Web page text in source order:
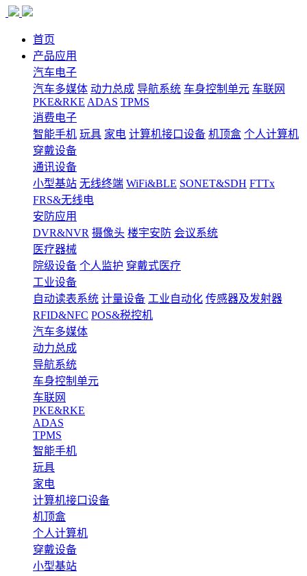
首页
产品应用
汽车电子
汽车多媒体 动力总成 导航系统 车身控制单元 车联网
PKE&RKE ADAS TPMS
消费电子
智能手机 玩具 家电 计算机接口设备 机顶盒 个人计算机
穿戴设备
通讯设备
小型基站 无线终端 WiFi&BLE SONET&SDH FTTx
FRS&无线电
安防应用
DVR&NVR 摄像头 楼宇安防 会议系统
医疗器械
院级设备 个人监护 穿戴式医疗
工业设备
自动读表系统 计量设备 工业自动化 传感器及发射器
RFID&NFC POS&税控机
汽车多媒体
动力总成
导航系统
车身控制单元
车联网
PKE&RKE
ADAS
TPMS
智能手机
玩具
家电
计算机接口设备
机顶盒
个人计算机
穿戴设备
小型基站